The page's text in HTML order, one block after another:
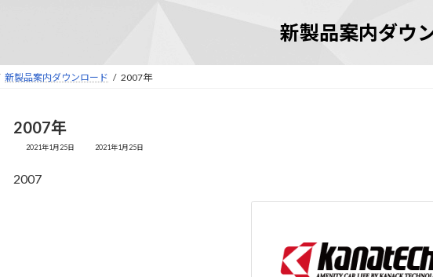
新製品案内ダウ
新製品案内ダウンロード 2007年
2007年
2021年1月25日
最
2021年1月25日
2007